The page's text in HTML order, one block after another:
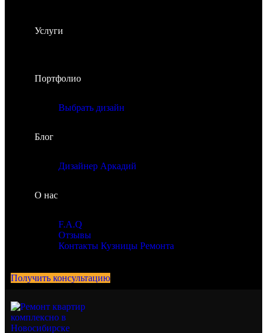
Услуги
Портфолио
Выбрать дизайн
Блог
Дизайнер Аркадий
О нас
F.A.Q
Отзывы
Контакты Кузницы Ремонта
Получить консультацию